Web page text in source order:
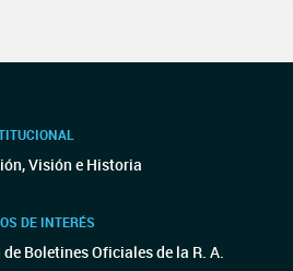
Visión e Historia
DE INTERÉS
de Boletines Oficiales de la R. A.